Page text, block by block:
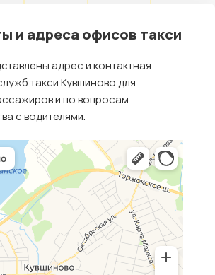
и адреса офисов такси
адрес и контактная
такси Кувшиново для
и по вопросам
с водителями.